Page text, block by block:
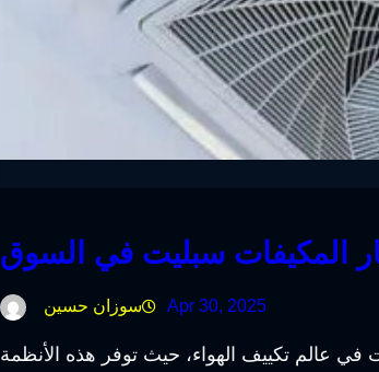
المكيفات سبليت في السوق
سوزان حسين Apr 30, 2025
في عالم تكييف الهواء، حيث توفر هذه الأنظمة